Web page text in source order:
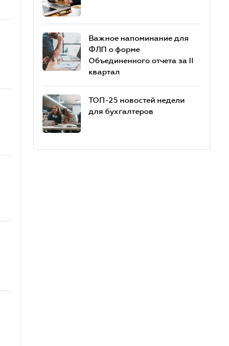
Важное напоминание для
ФЛП о форме
Объединенного отчета за II
квартал
ТОП-25 новостей недели
для бухгалтеров